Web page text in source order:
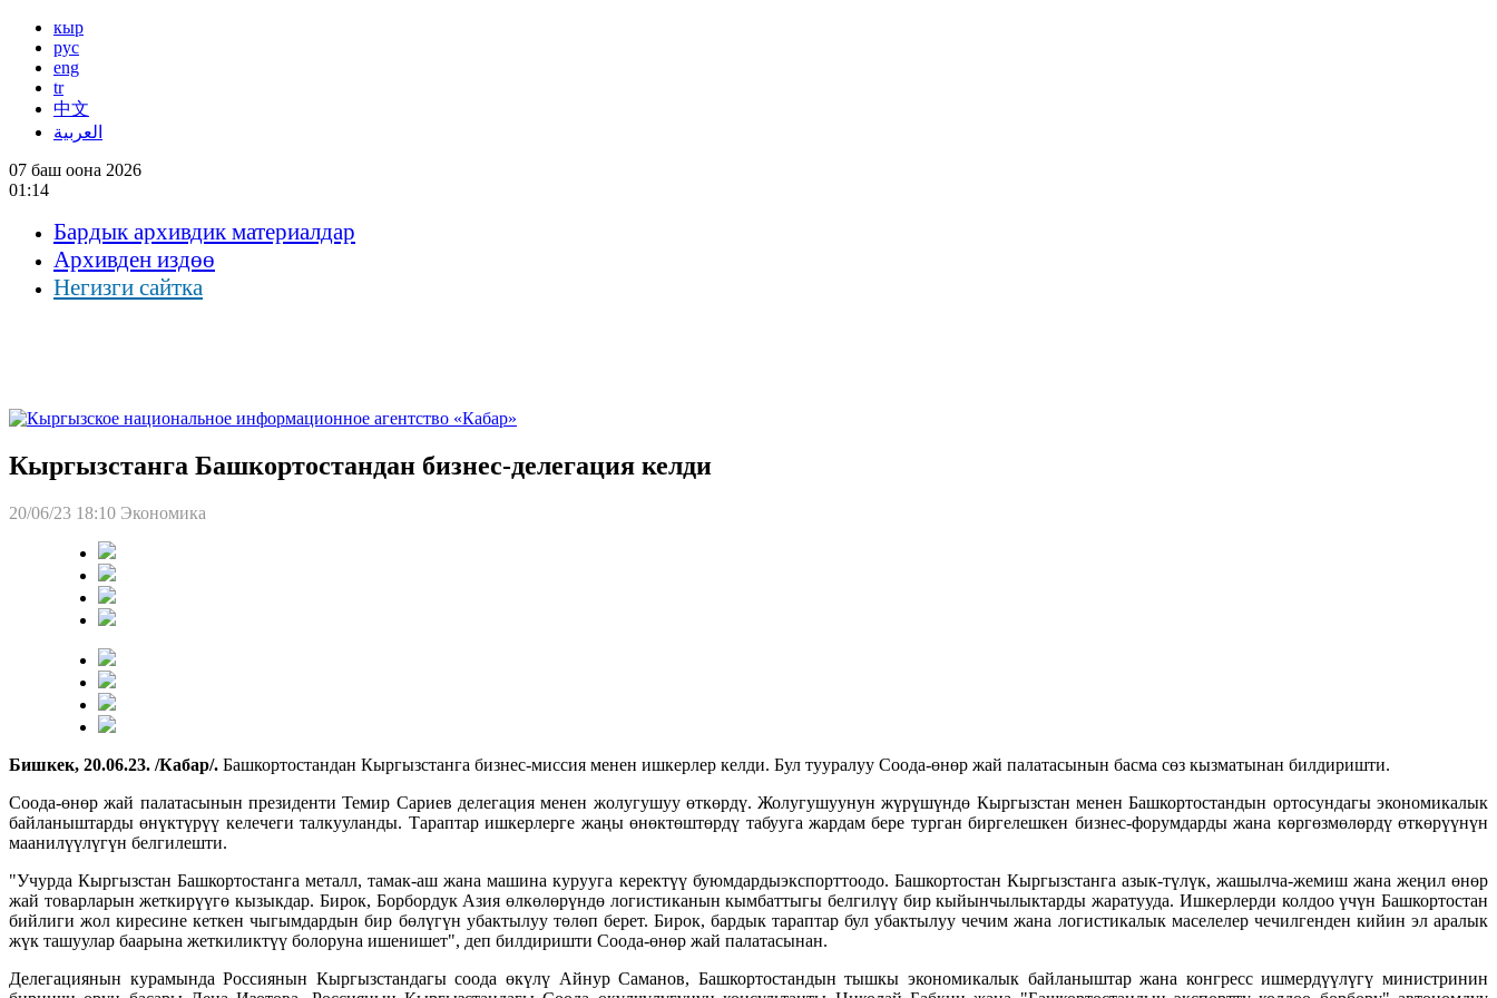
кыр
рус
eng
tr
中文
العربية
07 баш оона 2026
01:14
Бардык архивдик материалдар
Архивден издөө
Негизги сайтка
Кыргызстанга Башкортостандан бизнес-делегация келди
20/06/23 18:10 Экономика
Бишкек, 20.06.23. /Кабар/. Башкортостандан Кыргызстанга бизнес-миссия менен ишкерлер келди. Бул тууралуу Соода-өнөр жай палатасынын басма сөз кызматынан билдиришти.
Соода-өнөр жай палатасынын президенти Темир Сариев делегация менен жолугушуу өткөрдү. Жолугушуунун жүрүшүндө Кыргызстан менен Башкортостандын ортосундагы экономикалык
байланыштарды өнүктүрүү келечеги талкууланды. Тараптар ишкерлерге жаңы өнөктөштөрдү табууга жардам бере турган биргелешкен бизнес-форумдарды жана көргөзмөлөрдү өткөрүүнүн
маанилүүлүгүн белгилешти.
"Учурда Кыргызстан Башкортостанга металл, тамак-аш жана машина курууга керектүү буюмдардыэкспорттоодо. Башкортостан Кыргызстанга азык-түлүк, жашылча-жемиш жана жеңил өнөр
жай товарларын жеткирүүгө кызыкдар. Бирок, Борбордук Азия өлкөлөрүндө логистиканын кымбаттыгы белгилүү бир кыйынчылыктарды жаратууда. Ишкерлерди колдоо үчүн Башкортостан
бийлиги жол киресине кеткен чыгымдардын бир бөлүгүн убактылуу төлөп берет. Бирок, бардык тараптар бул убактылуу чечим жана логистикалык маселелер чечилгенден кийин эл аралык
жүк ташуулар баарына жеткиликтүү болоруна ишенишет", деп билдиришти Соода-өнөр жай палатасынан.
Делегациянын курамында Россиянын Кыргызстандагы соода өкүлү Айнур Саманов, Башкортостандын тышкы экономикалык байланыштар жана конгресс ишмердүүлүгү министринин